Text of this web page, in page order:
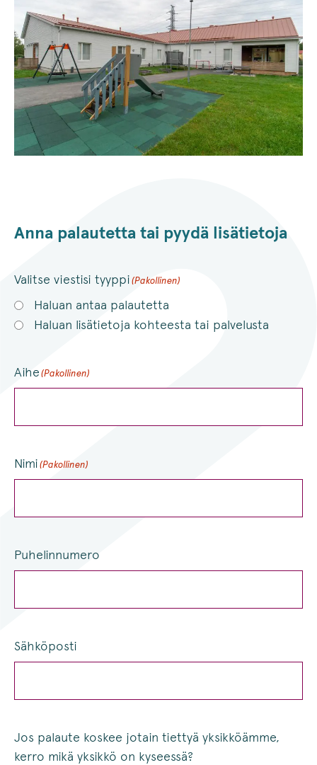
Anna palautetta tai pyydä lisätietoja
Valitse viestisi tyyppi(Pakollinen)
Haluan antaa palautetta
Haluan lisätietoja kohteesta tai palvelusta
Aihe (Pakollinen)
Nimi (Pakollinen)
Puhelinnumero
Sähköposti
Jos palaute koskee jotain tiettyä yksikköämme,
kerro mikä yksikkö on kyseessä?